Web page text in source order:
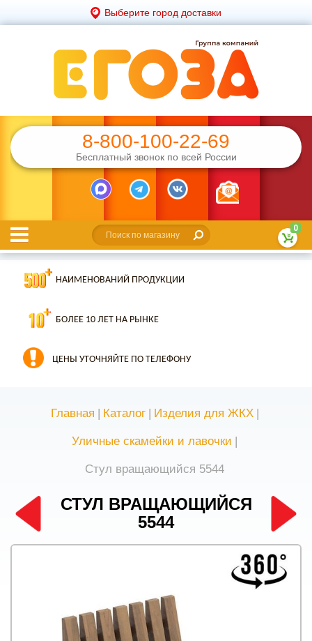
Выберите город доставки
8-800-100-22-69
Бесплатный звонок по всей России
0
НАИМЕНОВАНИЙ ПРОДУКЦИИ
БОЛЕЕ 10 ЛЕТ НА РЫНКЕ
ЦЕНЫ УТОЧНЯЙТЕ ПО ТЕЛЕФОНУ
Главная | Каталог | Изделия для ЖКХ |
Уличные скамейки и лавочки |
Стул вращающийся 5544
СТУЛ ВРАЩАЮЩИЙСЯ
5544